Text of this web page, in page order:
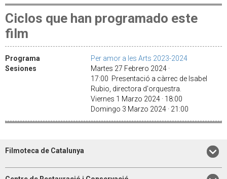
Ciclos que han programado este
film
Programa
Per amor a les Arts 2023-2024
Sesiones
Martes 27 Febrero 2024 ·
17:00 Presentació a càrrec de Isabel
Rubio, directora d'orquestra.
Viernes 1 Marzo 2024 · 18:00
Domingo 3 Marzo 2024 · 21:00
Filmoteca de Catalunya